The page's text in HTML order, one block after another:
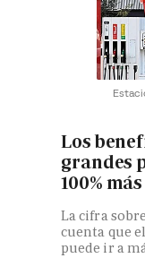
Los
grandes
100%
La cifra
cuenta que
puede ir a